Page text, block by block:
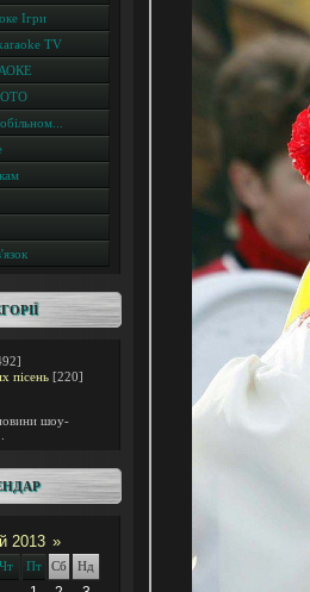
Ігри
TV
пісень [220]
шоу-
2013 »
Чт Пт Сб Нд